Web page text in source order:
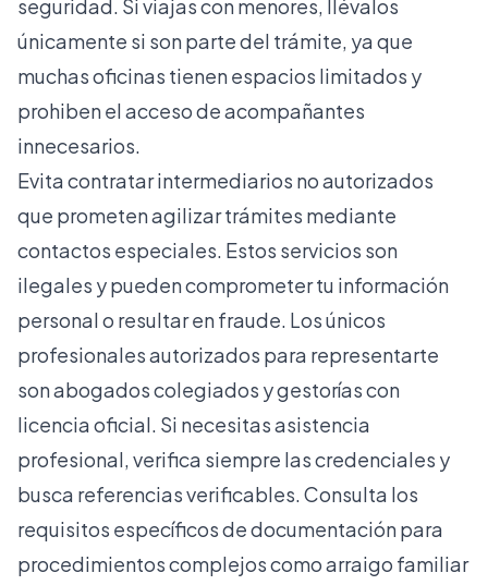
seguridad. Si viajas con menores, llévalos
únicamente si son parte del trámite, ya que
muchas oficinas tienen espacios limitados y
prohiben el acceso de acompañantes
innecesarios.
Evita contratar intermediarios no autorizados
que prometen agilizar trámites mediante
contactos especiales. Estos servicios son
ilegales y pueden comprometer tu información
personal o resultar en fraude. Los únicos
profesionales autorizados para representarte
son abogados colegiados y gestorías con
licencia oficial. Si necesitas asistencia
profesional, verifica siempre las credenciales y
busca referencias verificables. Consulta los
requisitos específicos de documentaciónpara
procedimientos complejos como arraigo familiar